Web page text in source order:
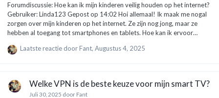
Forumdiscussie: Hoe kan ik mijn kinderen veilig houden op het internet?
Gebruiker: Linda123 Gepost op 14:02 Hoi allemaal! Ik maak me nogal
zorgen over mijn kinderen op het internet. Ze zijn nog jong, maar ze
hebben al toegang tot smartphones en tablets. Hoe kan ik ervoor
ik op moet letten? Dankje! Expert: Jeroen, Online Veiligheid Specialist
te houden online: Praat erover: Begin een open gesprek met je kinderen
over hun internetgebruik. Vraag wa…
Laatste reactie doorFant, Augustus 4, 2025
Welke VPN is de beste keuze voor mijn smart TV?
Juli 30, 2025 door Fant